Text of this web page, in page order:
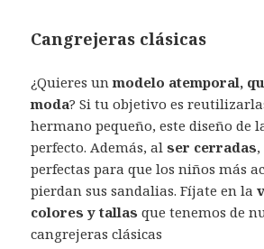
Cangrejeras clásicas
¿Quieres unmodelo atemporal,
moda? Si tu objetivo es
hermano pequeño, este diseño de
perfecto. Además, alser cerradas
perfectas para que los niños más
pierdan sus sandalias. Fíjate en la
colores y tallas que tenemos de
cangrejeras clásicas